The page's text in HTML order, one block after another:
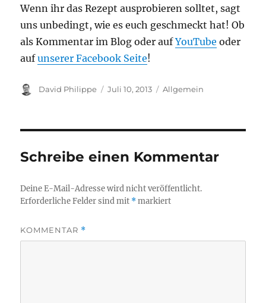
Wenn ihr das Rezept ausprobieren solltet, sagt
uns unbedingt, wie es euch geschmeckt hat! Ob
als Kommentar im Blog oder aufYouTube oder
aufunserer Facebook Seite!
Autor
David Philippe
Veröffentlicht
Juli 10, 2013 Kategorien
Allgemein
Schreibe einen Kommentar
Deine E-Mail-Adresse wird nicht veröffentlicht.
Erforderliche Felder sind mit *markiert
KOMMENTAR *